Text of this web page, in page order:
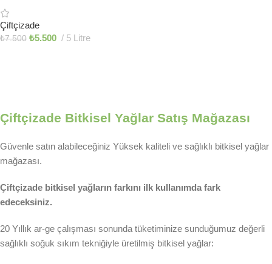
Çiftçizade
₺7.500 ₺5.500 5 Litre
Çiftçizade Bitkisel Yağlar Satış Mağazası
Güvenle satın alabileceğiniz Yüksek kaliteli ve sağlıklı bitkisel yağlar
mağazası.
Çiftçizade bitkisel yağların farkını ilk kullanımda fark
edeceksiniz.
20 Yıllık ar-ge çalışması sonunda tüketiminize sunduğumuz değerli
sağlıklı soğuk sıkım tekniğiyle üretilmiş bitkisel yağlar: